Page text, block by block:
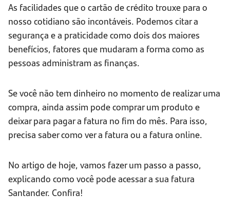
As facilidades que o cartão de crédito trouxe para o
nosso cotidiano são incontáveis. Podemos citar a
segurança e a praticidade como dois dos maiores
benefícios, fatores que mudaram a forma como as
pessoas administram as finanças.
Se você não tem dinheiro no momento de realizar uma
compra, ainda assim pode comprar um produto e
deixar para pagar a fatura no fim do mês. Para isso,
precisa saber como ver a fatura ou a fatura online.
No artigo de hoje, vamos fazer um passo a passo,
explicando como você pode acessar a sua fatura
Santander. Confira!